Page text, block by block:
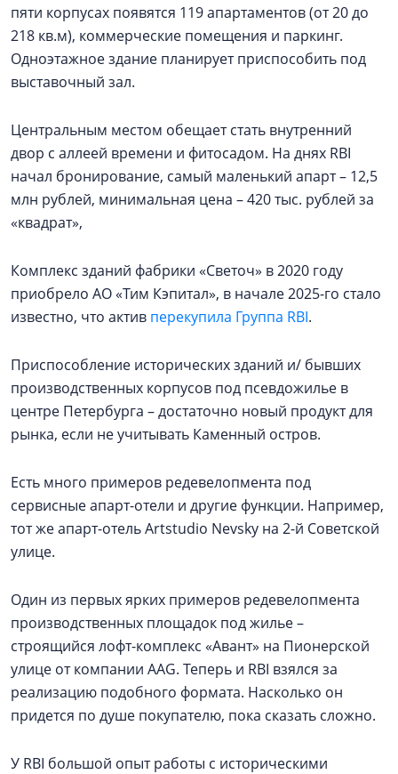
пяти корпусах появятся 119 апартаментов (от 20 до
218 кв.м), коммерческие помещения и паркинг.
Одноэтажное здание планирует приспособить под
выставочный зал.
Центральным местом обещает стать внутренний
двор с аллеей времени и фитосадом. На днях RBI
начал бронирование, самый маленький апарт – 12,5
млн рублей, минимальная цена – 420 тыс. рублей за
«квадрат»,
Комплекс зданий фабрики «Светоч» в 2020 году
приобрело АО «Тим Кэпитал», в начале 2025-го стало
известно, что актив перекупила Группа RBI.
Приспособление исторических зданий и/ бывших
производственных корпусов под псевдожилье в
центре Петербурга – достаточно новый продукт для
рынка, если не учитывать Каменный остров.
Есть много примеров редевелопмента под
сервисные апарт-отели и другие функции. Например,
тот же апарт-отель Artstudio Nevsky на 2-й Советской
улице.
Один из первых ярких примеров редевелопмента
производственных площадок под жилье –
строящийся лофт-комплекс «Авант» на Пионерской
улице от компании AAG. Теперь и RBI взялся за
реализацию подобного формата. Насколько он
придется по душе покупателю, пока сказать сложно.
У RBI большой опыт работы с историческими